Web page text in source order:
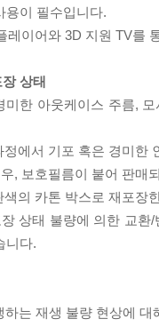
용이 필수입니다.
레이어와 3D 지원 TV를
상태
미한 아웃케이스 주름,
에서 기포 혹은 경미한
, 보호필름이 붙어 판매
의 카톤 박스로 재포장
상태 불량에 의한 교
니다.
하는 재생 불량 현상에